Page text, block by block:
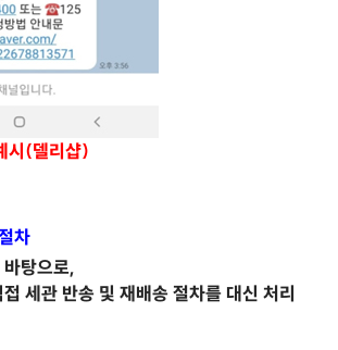
시(델리샵)
차
탕으로,
세관 반송 및 재배송 절차를 대신 처리